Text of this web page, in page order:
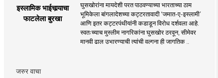
इस्लामिक भाईचार्‍याचा
फाटलेला बुरखा
घुसखोरांना मायदेशी परत पाठवण्याच्या भारताच्या ठाम
भूमिकेला बांगलादेशच्या कट्टरतावादी ‘जमात-ए-इस्लामी’
आणि इतर कट्टरपंथीयांनी कडाडून विरोध दर्शवला आहे.
स्वतःच्याच मुस्लीम नागरिकांना घुसखोर ठरवून, सीमेवर
मानवी ढाल उभारण्याची त्यांची वल्गना ही जागतिक ..
जरुर वाचा